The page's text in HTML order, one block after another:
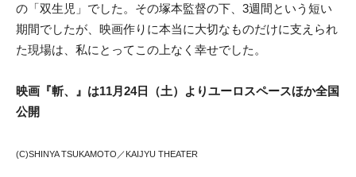
の「双生児」でした。その塚本監督の下、3週間という短い
期間でしたが、映画作りに本当に大切なものだけに支えられ
た現場は、私にとってこの上なく幸せでした。
映画『斬、』は11月24日（土）よりユーロスペースほか全国
公開
(C)SHINYA TSUKAMOTO／KAIJYU THEATER